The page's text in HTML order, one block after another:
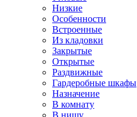
Низкие
Особенности
Встроенные
Из кладовки
Закрытые
Открытые
Раздвижные
Гардеробные шкафы
Назначение
В комнату
В нишу